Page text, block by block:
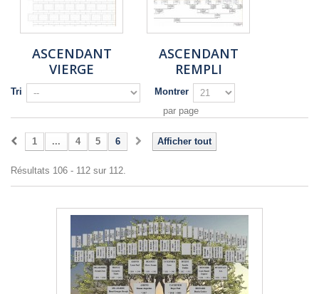
ASCENDANT
VIERGE
ASCENDANT
REMPLI
Tri
Montrer
par page
Afficher tout
1 ... 4 5 6
Résultats 106 - 112 sur 112.